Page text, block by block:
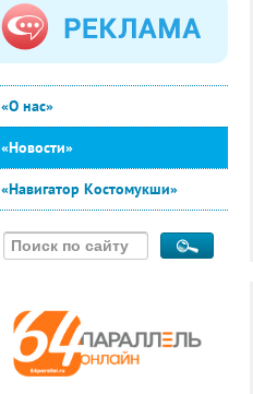
«О нас»
«Новости»
«Навигатор Костомукши»